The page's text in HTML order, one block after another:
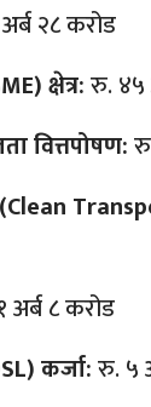
२८ करोड
क्षेत्र:रु. ४५
वित्तपोषण:
अर्ब ८ करोड
कर्जा:रु. ५